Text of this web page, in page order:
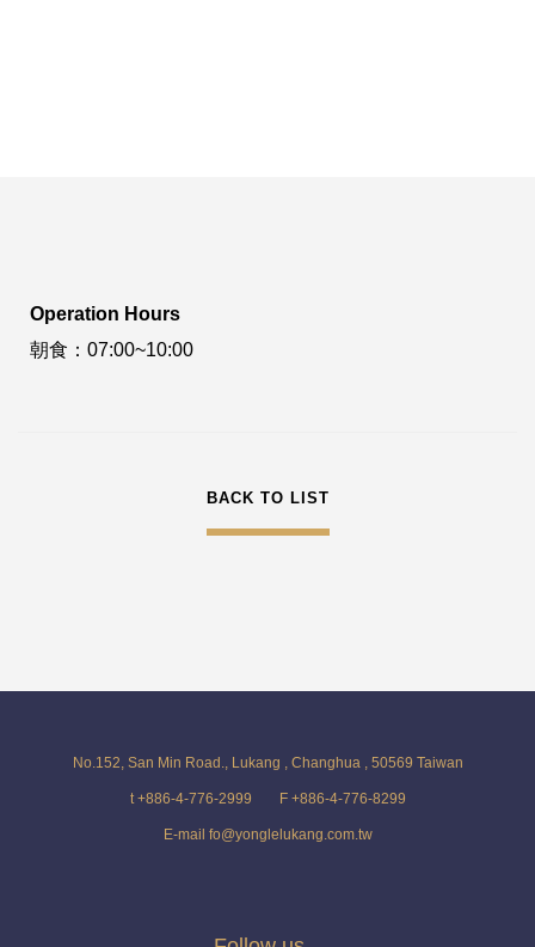
Operation Hours
朝食：07:00~10:00
BACK TO LIST
No.152, San Min Road., Lukang , Changhua , 50569 Taiwan
t +886-4-776-2999 F +886-4-776-8299
E-mail fo@yonglelukang.com.tw